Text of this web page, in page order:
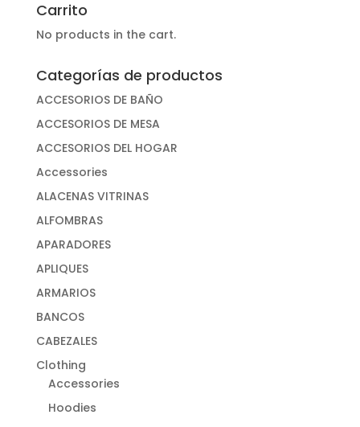
Carrito
No products in the cart.
Categorías de productos
ACCESORIOS DE BAÑO
ACCESORIOS DE MESA
ACCESORIOS DEL HOGAR
Accessories
ALACENAS VITRINAS
ALFOMBRAS
APARADORES
APLIQUES
ARMARIOS
BANCOS
CABEZALES
Clothing
Accessories
Hoodies